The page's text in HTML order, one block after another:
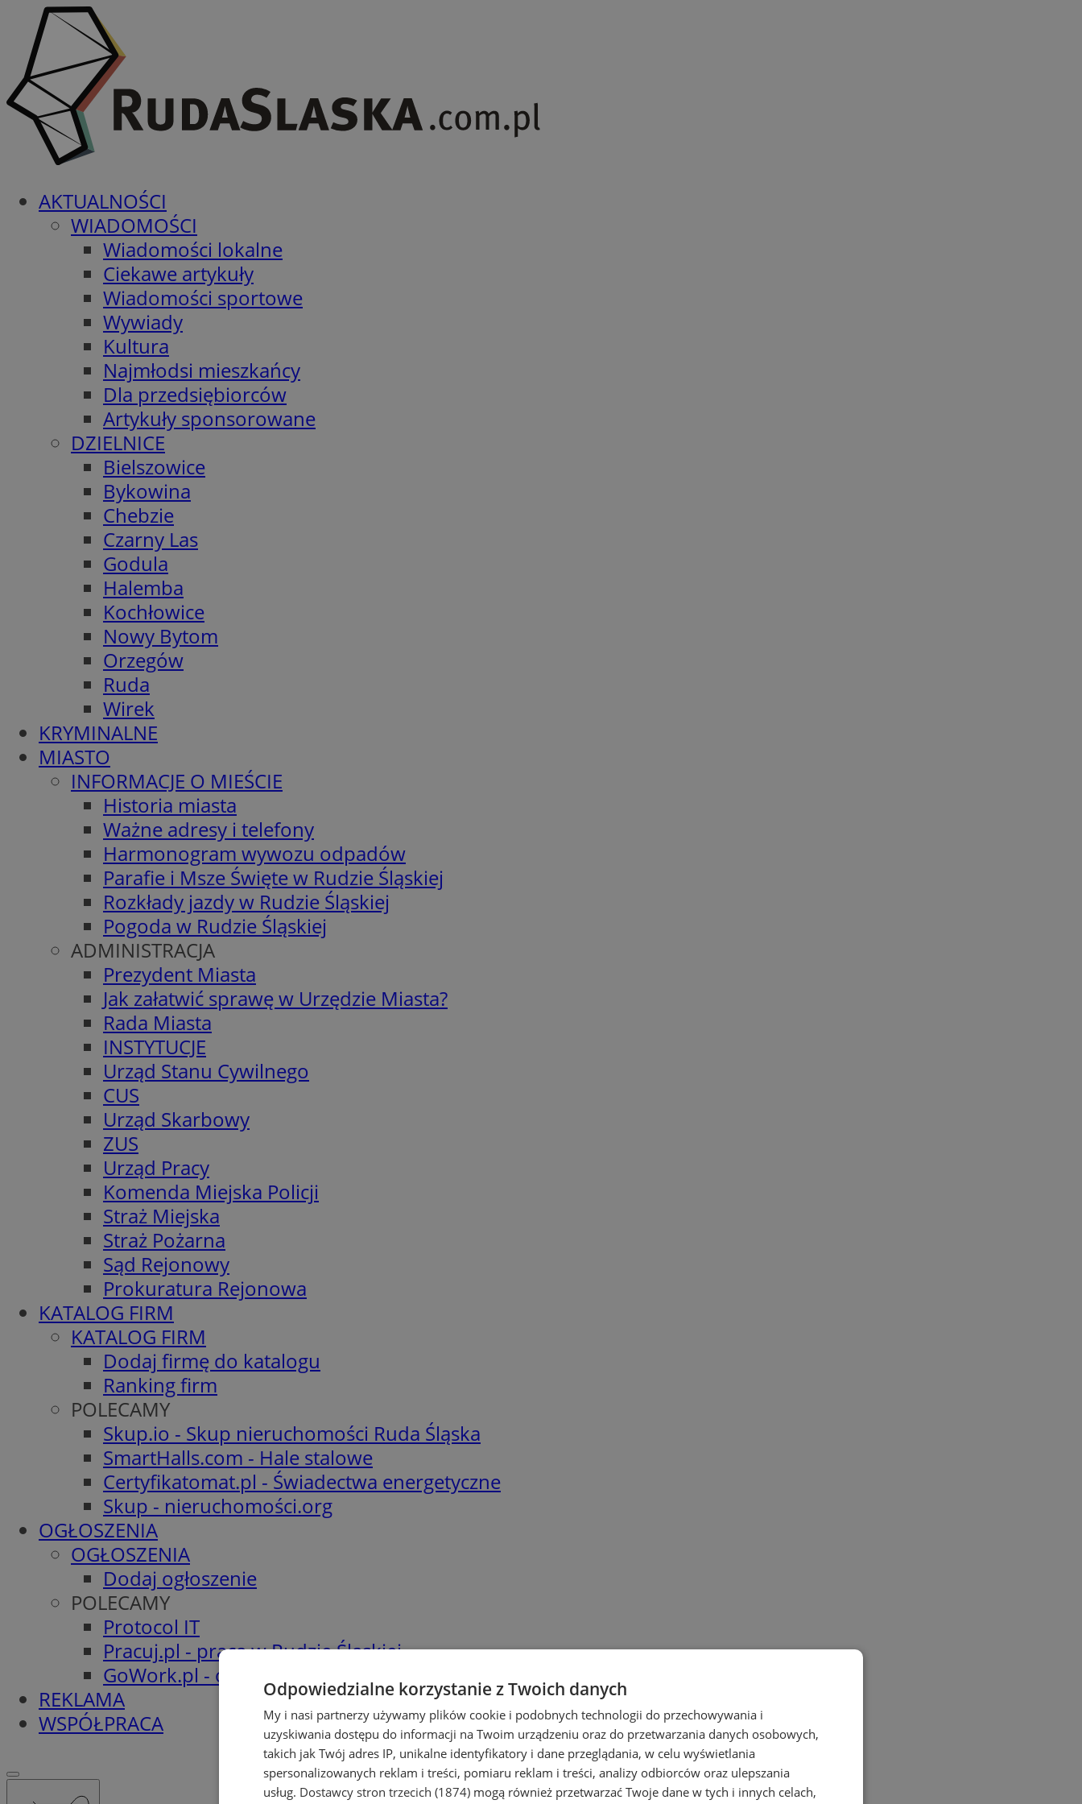
AKTUALNOŚCI
WIADOMOŚCI
Wiadomości lokalne
Ciekawe artykuły
Wiadomości sportowe
Wywiady
Kultura
Najmłodsi mieszkańcy
Dla przedsiębiorców
Artykuły sponsorowane
DZIELNICE
Bielszowice
Bykowina
Chebzie
Czarny Las
Godula
Halemba
Kochłowice
Nowy Bytom
Orzegów
Ruda
Wirek
KRYMINALNE
MIASTO
INFORMACJE O MIEŚCIE
Historia miasta
Ważne adresy i telefony
Harmonogram wywozu odpadów
Parafie i Msze Święte w Rudzie Śląskiej
Rozkłady jazdy w Rudzie Śląskiej
Pogoda w Rudzie Śląskiej
ADMINISTRACJA
Prezydent Miasta
Jak załatwić sprawę w Urzędzie Miasta?
Rada Miasta
INSTYTUCJE
Urząd Stanu Cywilnego
CUS
Urząd Skarbowy
ZUS
Urząd Pracy
Komenda Miejska Policji
Straż Miejska
Straż Pożarna
Sąd Rejonowy
Prokuratura Rejonowa
KATALOG FIRM
KATALOG FIRM
Dodaj firmę do katalogu
Ranking firm
POLECAMY
Skup.io - Skup nieruchomości Ruda Śląska
SmartHalls.com - Hale stalowe
Certyfikatomat.pl - Świadectwa energetyczne
Skup - nieruchomości.org
OGŁOSZENIA
OGŁOSZENIA
Dodaj ogłoszenie
POLECAMY
Protocol IT
Pracuj.pl - praca w Rudzie Śląskiej
GoWork.pl - oferty pracy
REKLAMA
WSPÓŁPRACA
Odpowiedzialne korzystanie z Twoich danych
My i nasi partnerzy używamy plików cookie i podobnych technologii do przechowywania i
uzyskiwania dostępu do informacji na Twoim urządzeniu oraz do przetwarzania danych osobowych,
takich jak Twój adres IP, unikalne identyfikatory i dane przeglądania, w celu wyświetlania
spersonalizowanych reklam i treści, pomiaru reklam i treści, analizy odbiorców oraz ulepszania
usług. Dostawcy stron trzecich (1874) mogą również przetwarzać Twoje dane w tych i innych celach,